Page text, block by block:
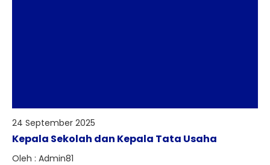
24 September 2025
Kepala Sekolah dan Kepala Tata Usaha
Oleh : Admin81